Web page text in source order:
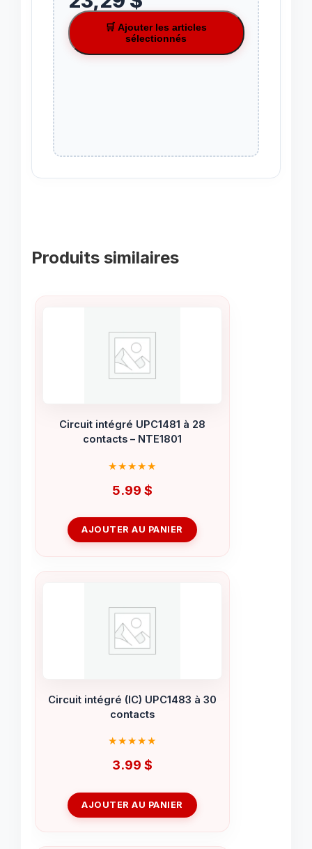
🛒 Ajouter les articles
sélectionnés
Produits similaires
Circuit intégré UPC1481 à 28
contacts – NTE1801
5.99 $
AJOUTER AU PANIER
Circuit intégré (IC) UPC1483 à 30
contacts
3.99 $
AJOUTER AU PANIER